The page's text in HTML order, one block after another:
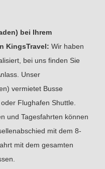
bei Ihrem
KingsTravel: Wir haben
bei uns finden Sie
Unser
vermietet Busse
Flughafen Shuttle.
und Tagesfahrten können
mit dem 8-
mit dem gesamten